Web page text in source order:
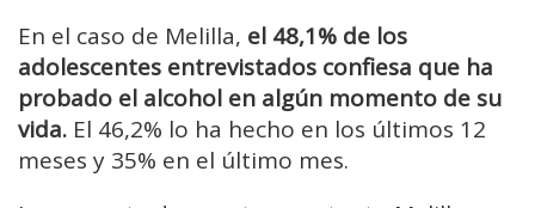
En el caso de Melilla, el 48,1% de los
adolescentes entrevistados confiesa que ha
probado el alcohol en algún momento de su
vida. El 46,2% lo ha hecho en los últimos 12
meses y 35% en el último mes.